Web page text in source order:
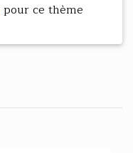
pour ce thème